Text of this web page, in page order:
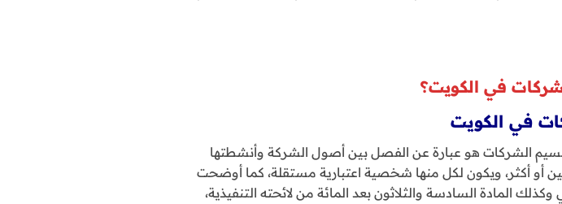
في الكويت؟
في الكويت
تقسيم الشركات هو عبارة عن الفصل بين أصول الشركة وأنشطتها
أو أكثر، ويكون لكل منها شخصية اعتبارية مستقلة، كما أوضحت
المادة السادسة والثلاثون بعد المائة من لائحته التنفيذية،